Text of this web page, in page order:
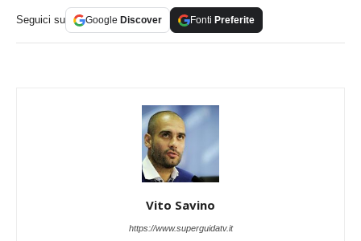
Seguici su Google Discover Fonti Preferite
Vito Savino
https://www.superguidatv.it